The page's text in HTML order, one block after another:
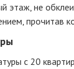
этаж, не
прочитав
с 20